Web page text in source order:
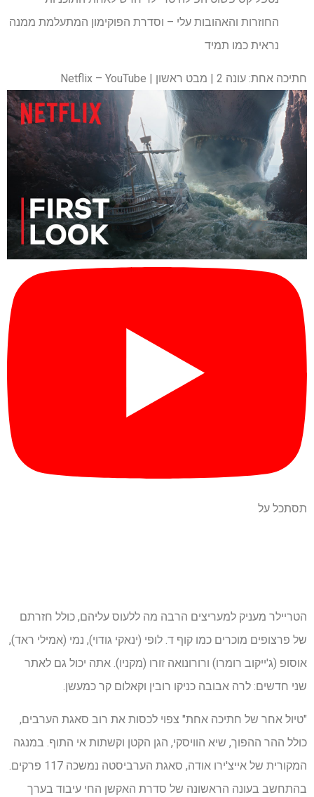
החוזרות והאהובות עלי – וסדרת הפוקימון המתעלמת ממנה
נראית כמו תמיד
חתיכה אחת: עונה 2 | מבט ראשון | Netflix – YouTube
תסתכל על
הטריילר מעניק למעריצים הרבה מה ללעוס עליהם, כולל חזרתם
של פרצופים מוכרים כמו קוף ד. לופי (ינאקי גודוי), נמי (אמילי ראד),
אוסופ (ג'ייקוב רומרו) ורורונואה זורו (מקניו). אתה יכול גם לאתר
שני חדשים: לרה אבובה כניקו רובין וקאלום קר כמעשן.
"טיול אחר של חתיכה אחת" צפוי לכסות את רוב סאגת הערבים,
כולל ההר ההפוך, שיא הוויסקי, הגן הקטן וקשתות אי התוף. במנגה
המקורית של אייצ'ירו אודה, סאגת הערביסטה נמשכה 117 פרקים.
בהתחשב בעונה הראשונה של סדרת האקשן החי עיבוד בערך